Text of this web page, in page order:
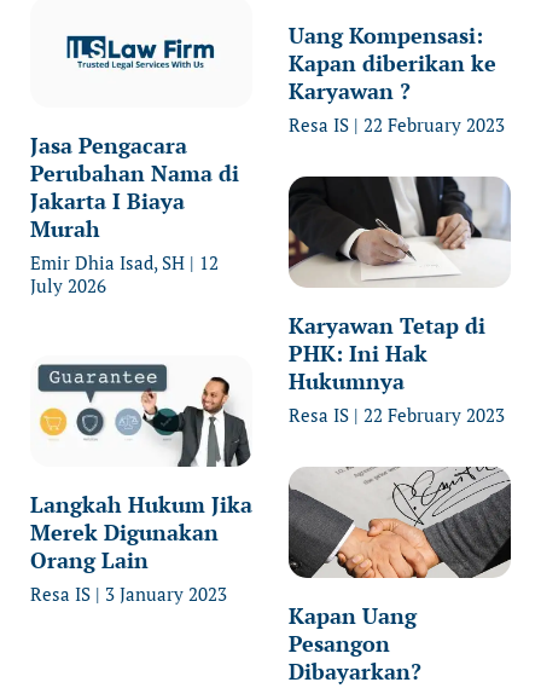
Jasa Pengacara
Perubahan Nama di
Jakarta I Biaya
Murah
Emir Dhia Isad, SH
12
July 2026
Langkah Hukum Jika
Merek Digunakan
Orang Lain
Resa IS 3 January 2023
Uang Kompensasi:
Kapan diberikan ke
Karyawan ?
Resa IS 22 February 2023
Karyawan Tetap di
PHK: Ini Hak
Hukumnya
Resa IS 22 February 2023
Kapan Uang
Pesangon
Dibayarkan?